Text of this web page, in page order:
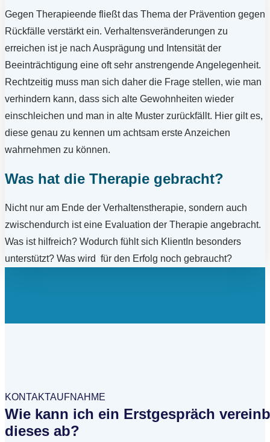
Gegen Therapieende fließt das Thema der Prävention gegen
Rückfälle verstärkt ein. Verhaltensveränderungen zu
erreichen ist je nach Ausprägung und Intensität der
Beeinträchtigung eine oft sehr anstrengende Angelegenheit.
Rechtzeitig muss man sich daher die Frage stellen, wie man
verhindern kann, dass sich alte Gewohnheiten wieder
einschleichen und man in alte Muster zurückfällt. Hier gilt es,
diese genau zu kennen um achtsam erste Anzeichen
wahrnehmen zu können.
Was hat die Therapie gebracht?
Nicht nur am Ende der Verhaltenstherapie, sondern auch
zwischendurch ist eine Evaluation der Therapie angebracht.
Was ist hilfreich? Wodurch fühlt sich KlientIn besonders
unterstützt? Was wird für den Erfolg noch gebraucht?
KONTAKTAUFNAHME
Wie kann ich ein Erstgespräch
dieses ab?